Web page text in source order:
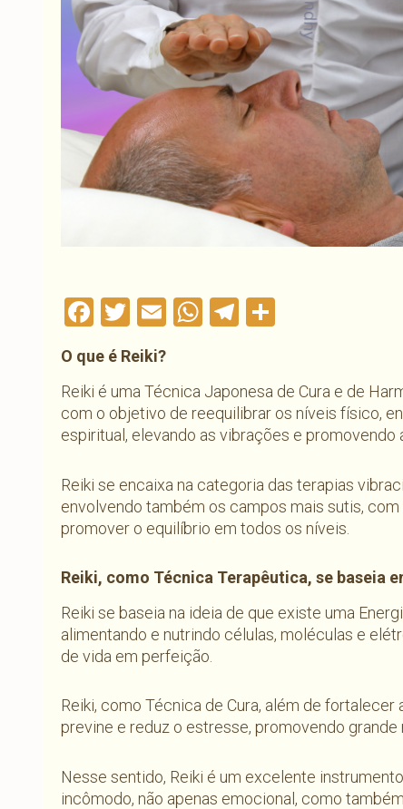
Facebook
Twitter
EmailWhatsApp
Telegram
O que é Reiki?
Reiki é uma Técnica Japonesa de Cura e de
com o objetivo de reequilibrar os níveis físico,
espiritual, elevando as vibrações e promovendo
Reiki se encaixa na categoria das terapias
envolvendo também os campos mais sutis,
promover o equilíbrio em todos os níveis.
Reiki, como Técnica Terapêutica, se baseia
Reiki se baseia na ideia de que existe uma
alimentando e nutrindo células, moléculas e
de vida em perfeição.
Reiki, como Técnica de Cura, além de
previne e reduz o estresse, promovendo grande
Nesse sentido, Reiki é um excelente
incômodo, não apenas emocional, como